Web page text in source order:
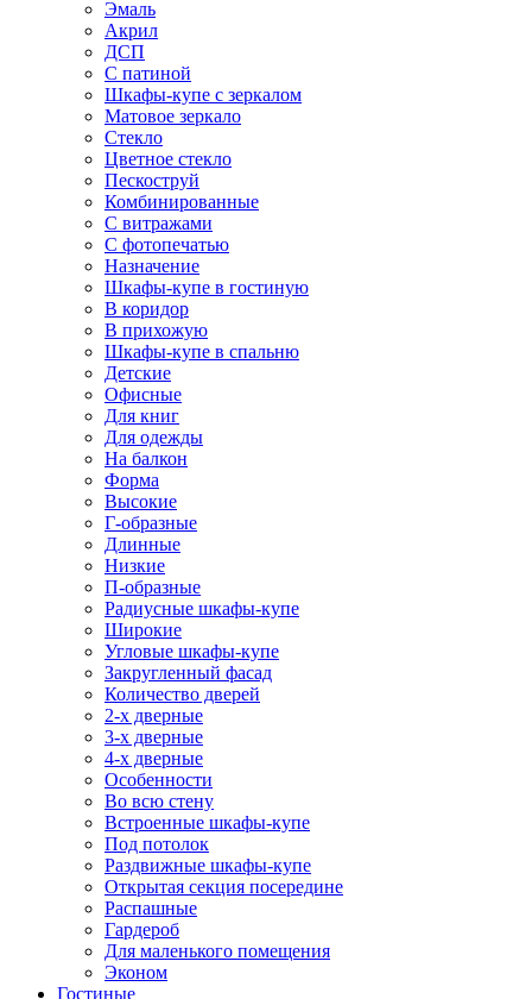
Эмаль
Акрил
ДСП
С патиной
Шкафы-купе с зеркалом
Матовое зеркало
Стекло
Цветное стекло
Пескоструй
Комбинированные
С витражами
С фотопечатью
Назначение
Шкафы-купе в гостиную
В коридор
В прихожую
Шкафы-купе в спальню
Детские
Офисные
Для книг
Для одежды
На балкон
Форма
Высокие
Г-образные
Длинные
Низкие
П-образные
Радиусные шкафы-купе
Широкие
Угловые шкафы-купе
Закругленный фасад
Количество дверей
2-х дверные
3-х дверные
4-х дверные
Особенности
Во всю стену
Встроенные шкафы-купе
Под потолок
Раздвижные шкафы-купе
Открытая секция посередине
Распашные
Гардероб
Для маленького помещения
Эконом
Гостиные